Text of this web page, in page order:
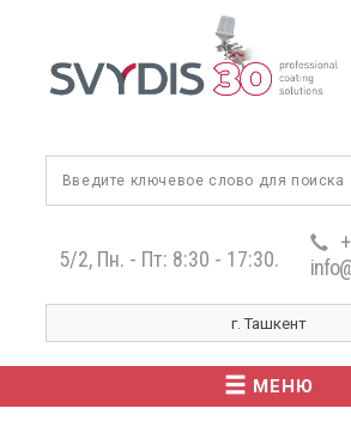
5/2, Пн. - Пт: 8:30 - 17:30.
г. Ташкент
МЕНЮ